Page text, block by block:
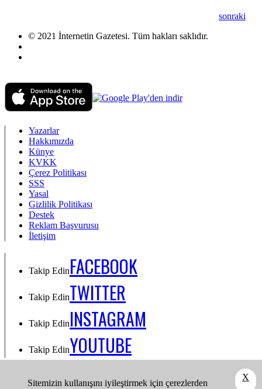
sonraki
X
Sitemizin kullanışını iyileştirmek için çerezlerden
© 2021 İnternetin Gazetesi. Tüm hakları saklıdır.
Yazarlar
Hakkımızda
Künye
KVKK
Çerez Politikası
SSS
Yasal
Gizlilik Politikası
Destek
Reklam Başvurusu
İletişim
Takip EdinFACEBOOK
Takip EdinTWITTER
Takip EdinINSTAGRAM
Takip EdinYOUTUBE
Takip Edin: Twitter